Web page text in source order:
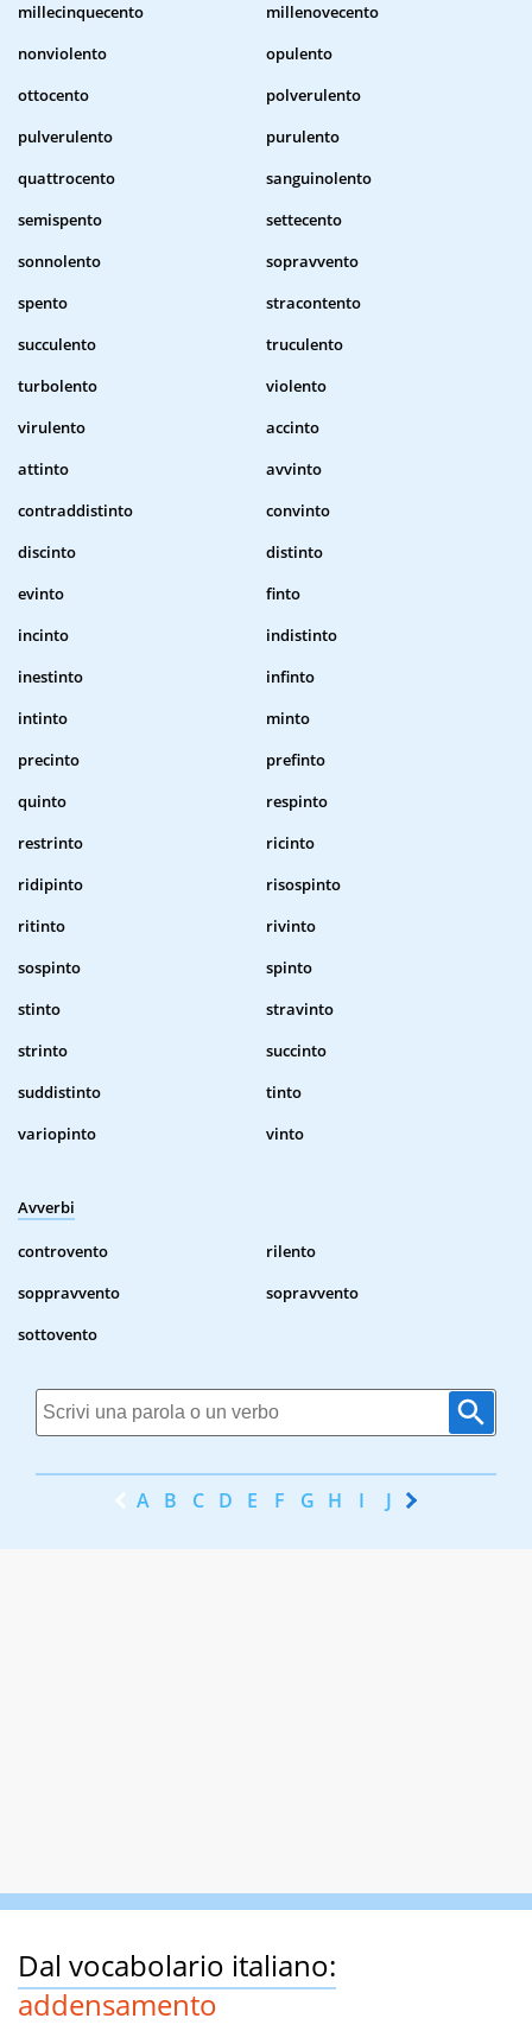
millecinquecento
millenovecento
nonviolento
opulento
ottocento
polverulento
pulverulento
purulento
quattrocento
sanguinolento
semispento
settecento
sonnolento
sopravvento
spento
stracontento
succulento
truculento
turbolento
violento
virulento
accinto
attinto
avvinto
contraddistinto
convinto
discinto
distinto
evinto
finto
incinto
indistinto
inestinto
infinto
intinto
minto
precinto
prefinto
quinto
respinto
restrinto
ricinto
ridipinto
risospinto
ritinto
rivinto
sospinto
spinto
stinto
stravinto
strinto
succinto
suddistinto
tinto
variopinto
vinto
Avverbi
controvento
rilento
soppravvento
sopravvento
sottovento
A B C D E F G H I J K
Dal vocabolario italiano:
addensamento